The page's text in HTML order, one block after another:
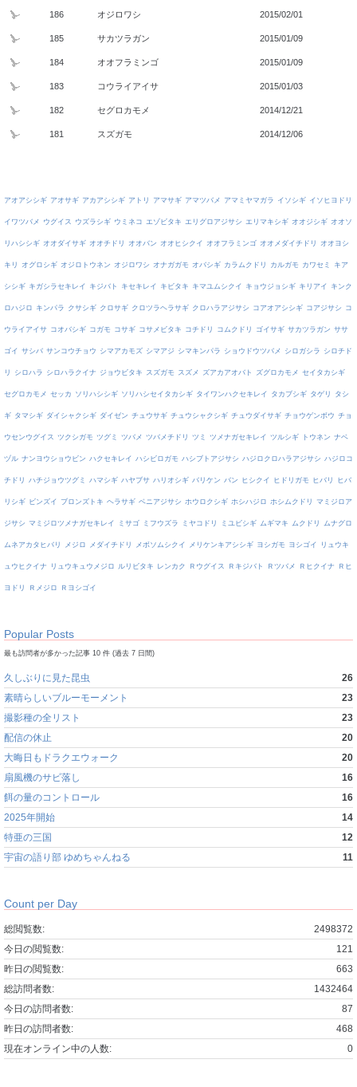
186 オジロワシ 2015/02/01
185 サカツラガン 2015/01/09
184 オオフラミンゴ 2015/01/09
183 コウライアイサ 2015/01/03
182 セグロカモメ 2014/12/21
181 スズガモ 2014/12/06
アオアシシギ アオサギ アカアシシギ アトリ アマサギ アマツバメ アマミヤマガラ イソシギ イソヒヨドリ
イワツバメ ウグイス ウズラシギ ウミネコ エゾビタキ エリグロアジサシ エリマキシギ オオジシギ オオソ
リハシシギ オオダイサギ オオチドリ オオバン オオヒシクイ オオフラミンゴ オオメダイチドリ オオヨシ
キリ オグロシギ オジロトウネン オジロワシ オナガガモ オバシギ カラムクドリ カルガモ カワセミ キア
シシギ キガシラセキレイ キジバト キセキレイ キビタキ キマユムシクイ キョウジョシギ キリアイ キンク
ロハジロ キンパラ クサシギ クロサギ クロツラヘラサギ クロハラアジサシ コアオアシシギ コアジサシ コ
ウライアイサ コオバシギ コガモ コサギ コサメビタキ コチドリ コムクドリ ゴイサギ サカツラガン ササ
ゴイ サシバ サンコウチョウ シマアカモズ シマアジ シマキンパラ ショウドウツバメ シロガシラ シロチド
リ シロハラ シロハラクイナ ジョウビタキ スズガモ スズメ ズアカアオバト ズグロカモメ セイタカシギ
セグロカモメ セッカ ソリハシシギ ソリハシセイタカシギ タイワンハクセキレイ タカブシギ タゲリ タシ
ギ タマシギ ダイシャクシギ ダイゼン チュウサギ チュウシャクシギ チュウダイサギ チョウゲンボウ チョ
ウセンウグイス ツクシガモ ツグミ ツバメ ツバメチドリ ツミ ツメナガセキレイ ツルシギ トウネン ナベ
ヅル ナンヨウショウビン ハクセキレイ ハシビロガモ ハシブトアジサシ ハジロクロハラアジサシ ハジロコ
チドリ ハチジョウツグミ ハマシギ ハヤブサ ハリオシギ バリケン バン ヒシクイ ヒドリガモ ヒバリ ヒバ
リシギ ビンズイ ブロンズトキ ヘラサギ ベニアジサシ ホウロクシギ ホシハジロ ホシムクドリ マミジロア
ジサシ マミジロツメナガセキレイ ミサゴ ミフウズラ ミヤコドリ ミユビシギ ムギマキ ムクドリ ムナグロ
ムネアカタヒバリ メジロ メダイチドリ メボソムシクイ メリケンキアシシギ ヨシガモ ヨシゴイ リュウキ
ュウヒクイナ リュウキュウメジロ ルリビタキ レンカク Ｒウグイス Ｒキジバト Ｒツバメ Ｒヒクイナ Ｒヒ
ヨドリ Ｒメジロ Ｒヨシゴイ
Popular Posts
最も訪問者が多かった記事 10 件 (過去 7 日間)
久しぶりに見た昆虫
26
素晴らしいブルーモーメント
23
撮影種の全リスト
23
配信の休止
20
大晦日もドラクエウォーク
20
扇風機のサビ落し
16
餌の量のコントロール
16
2025年開始
14
特亜の三国
12
宇宙の語り部 ゆめちゃんねる
11
Count per Day
2498372
総閲覧数:
121
今日の閲覧数:
663
昨日の閲覧数:
1432464
総訪問者数:
87
今日の訪問者数:
468
昨日の訪問者数:
0
現在オンライン中の人数: